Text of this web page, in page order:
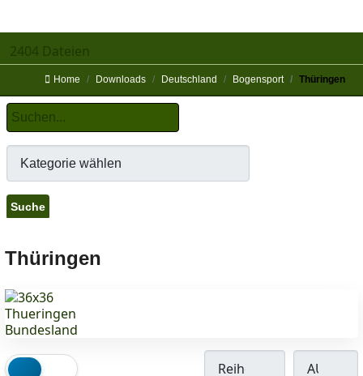
2404 Dateien
Home Downloads Deutschland Bogensport Thüringen
Thüringen